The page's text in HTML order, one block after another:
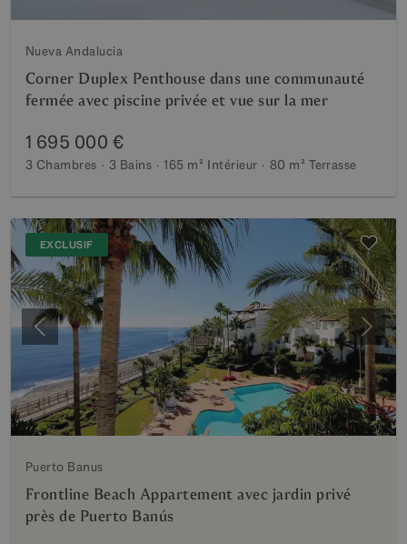
Nueva Andalucia
Corner Duplex Penthouse dans une communauté
fermée avec piscine privée et vue sur la mer
1 695 000 €
3 Chambres 3 Bains 165 m² Intérieur 80 m² Terrasse
EXCLUSIF
Précédent
Puerto Banus
Frontline Beach Appartement avec jardin privé
près de Puerto Banús